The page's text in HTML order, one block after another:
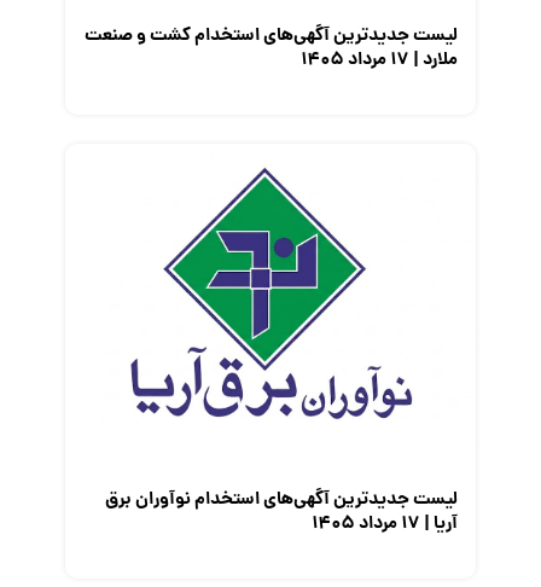
لیست جدیدترین آگهی‌های استخدام کشت و صنعت
ملارد | ۱۷ مرداد ۱۴۰۵
لیست جدیدترین آگهی‌های استخدام نوآوران برق
آریا | ۱۷ مرداد ۱۴۰۵